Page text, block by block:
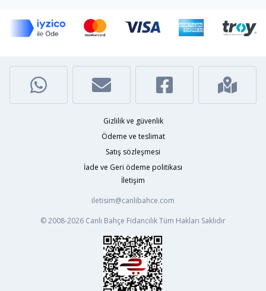
Gizlilik ve güvenlik
Ödeme ve teslimat
Satış sözleşmesi
İade ve Geri ödeme politikası
İletişim
iletisim@canlibahce.com
© 2008-2026 Canlı Bahçe FidancılıkTüm Hakları Saklıdır